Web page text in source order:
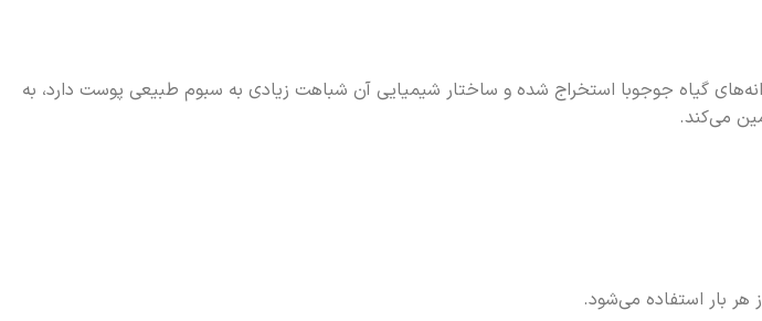
گیاه جوجوبا استخراج شده و ساختار شیمیایی آن شباهت زیادی به سبوم طبیعی پوست دارد، به
می‌کند.